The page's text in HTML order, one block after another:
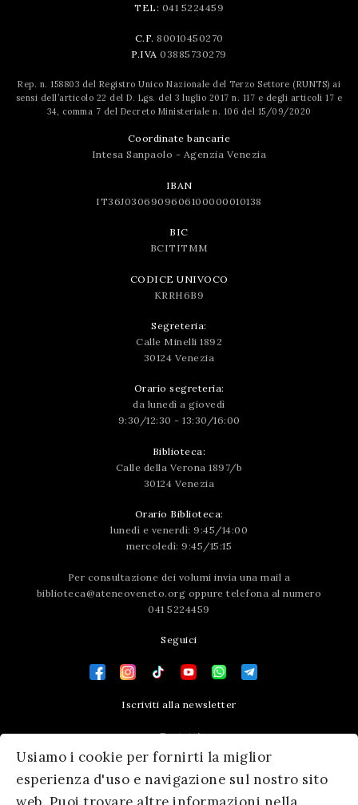
Usiamo i cookie per fornirti la miglior
esperienza d'uso e navigazione sul nostro sito
TEL: 041 5224459
C.F. 80010450270
P.IVA 03885730279
Rep. n. 158803 del Registro Unico Nazionale del Terzo Settore (RUNTS) ai
sensi dell’articolo 22 del D. Lgs. del 3 luglio 2017 n. 117 e degli articoli 17 e
34, comma 7 del Decreto Ministeriale n. 106 del 15/09/2020
Coordinate bancarie
Intesa Sanpaolo - Agenzia Venezia
IBAN
IT36J0306909606100000010138
BIC
BCITITMM
CODICE UNIVOCO
KRRH6B9
Segreteria:
Calle Minelli 1892
30124 Venezia
Orario segreteria:
da lunedì a giovedì
9:30/12:30 - 13:30/16:00
Biblioteca:
Calle della Verona 1897/b
30124 Venezia
Orario Biblioteca:
lunedì e venerdì: 9:45/14:00
mercoledì: 9:45/15:15
Per consultazione dei volumi invia una mail a
biblioteca@ateneoveneto.org oppure telefona al numero
041 5224459
Seguici
Iscriviti alla newsletter
Contatti